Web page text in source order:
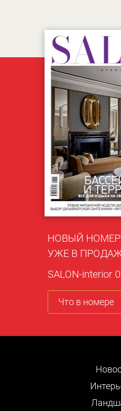
НОВЫЙ НОМЕР
УЖЕ В
SALON-interior
Что в номере